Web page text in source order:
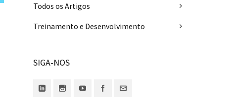
Todos os Artigos
Treinamento e Desenvolvimento
SIGA-NOS